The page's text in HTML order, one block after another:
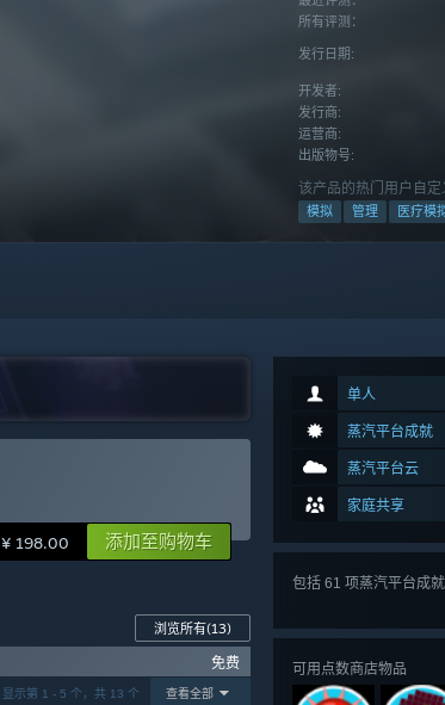
所有评测：
发行日期:
开发者:
发行商:
运营商:
出版物号:
该产品的热门用户自定
模拟 管理 医疗模
单人
蒸汽平台成就
蒸汽平台云
家庭共享
包括 61 项蒸汽平台成就
可用点数商店物品
¥ 198.00 添加至购物车
浏览所有(13)
免费
查看全部
显示第 1 - 5 个，共 13 个